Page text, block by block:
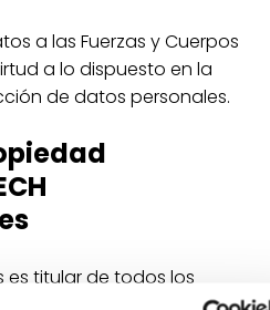
a las Fuerzas y Cuerpos
a lo dispuesto en la
de datos personales.
es titular de todos los
intelectual, industrial,